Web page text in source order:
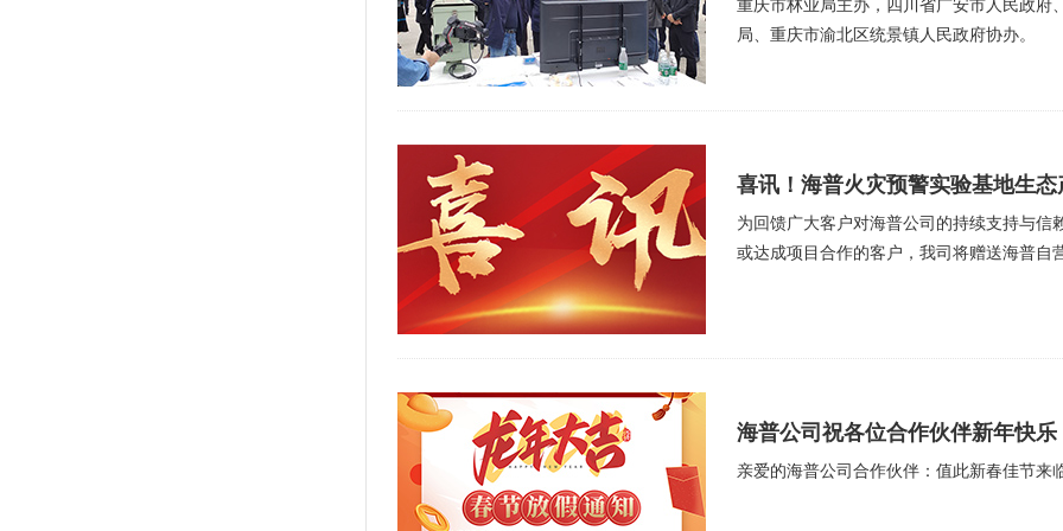
局、重庆市渝北区统景镇人民政府协办。
喜讯！海普火灾预警实验基地生
为回馈广大客户对海普公司的持续支持与
或达成项目合作的客户，我司将赠送海普自
海普公司祝各位合作伙伴新年快
亲爱的海普公司合作伙伴：值此新春佳节